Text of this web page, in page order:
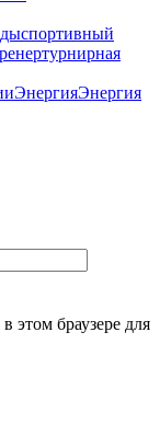
спортивный
турнирная
ЭнергияЭнергия
этом браузере для